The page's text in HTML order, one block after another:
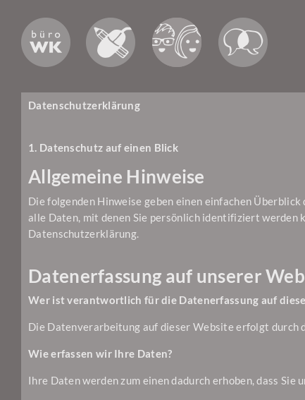
Datenschutzerklärung
1. Datenschutz auf einen Blick
Allgemeine Hinweise
Die folgenden Hinweise geben einen einfachen
alle Daten, mit denen Sie persönlich identifiziert werden
Datenschutzerklärung.
Datenerfassung auf unserer
Wer ist verantwortlich für die Datenerfassung auf
Die Datenverarbeitung auf dieser Website erfolgt durch
Wie erfassen wir Ihre Daten?
Ihre Daten werden zum einen dadurch erhoben, dass